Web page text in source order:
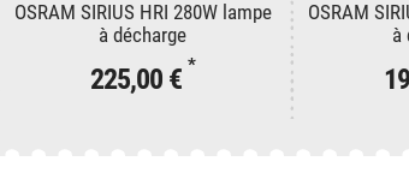
OSRAM SIRIUS HRI 280W lampe
à décharge
225,00 € *
OSRAM
à